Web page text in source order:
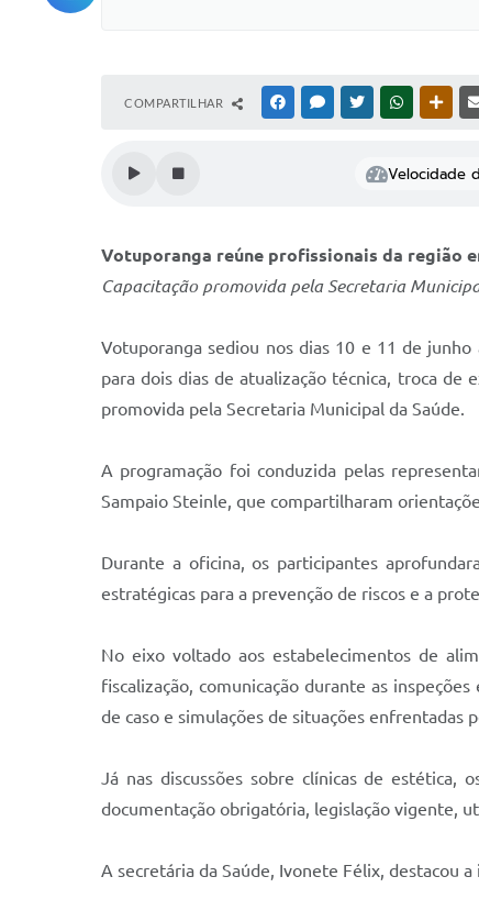
COMPARTILHAR FACEBOOKMESSENGER
TWITTERWHATSAPP
Velocidade
Votuporanga reúne profissionais da região
Capacitação promovida pela Secretaria
Votuporanga sediou nos dias 10 e 11 de
para dois dias de atualização técnica, troca de
promovida pela Secretaria Municipal da Saúde.
A programação foi conduzida pelas
Sampaio Steinle, que compartilharam
Durante a oficina, os participantes
estratégicas para a prevenção de riscos e a
No eixo voltado aos estabelecimentos de
fiscalização, comunicação durante as
de caso e simulações de situações enfrentadas
Já nas discussões sobre clínicas de estética,
documentação obrigatória, legislação vigente,
A secretária da Saúde, Ivonete Félix, destacou